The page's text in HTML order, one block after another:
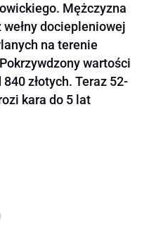
Mężczyzna
dociepleniowej
na terenie
wartości
złotych. Teraz 52-
kara do 5 lat